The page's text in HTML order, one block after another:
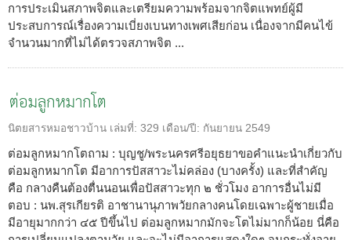
การประเมินสภาพจิตและเตรียมความพร้อมจากจิตแพทย์ผู้มี
ประสบการณ์เรื่องความเบี่ยงเบนทางเพศเสียก่อน เนื่องจากมีคนไข้
จำนวนมากที่ไม่ได้ตรวจสภาพจิต ...
ต่อมลูกหมากโต
นิตยสารหมอชาวบ้าน เล่มที่: 329 เดือน/ปี: กันยายน 2549
ต่อมลูกหมากโตถาม : บุญชู/พระนครศรีอยุธยาขอคำแนะนำเกี่ยวกับ
ต่อมลูกหมากโต มีอาการปัสสาวะไม่คล่อง (บางครั้ง) และที่สำคัญ
คือ กลางคืนต้องตื่นนอนเพื่อปัสสาวะทุก ๒ ชั่วโมง อาการอื่นไม่มี
ตอบ : นพ.สุรเกียรติ อาชานานุภาพวัยกลางคนโดยเฉพาะผู้ชายเมื่อ
มีอายุมากกว่า ๔๕ ปีขึ้นไป ต่อมลูกหมากมักจะโตไม่มากก็น้อย นี่คือ